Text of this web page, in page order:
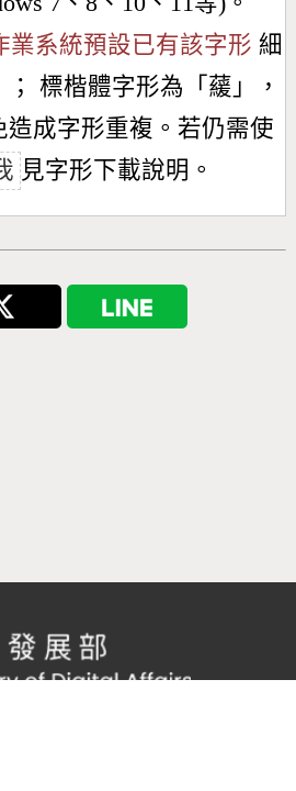
業系統預設已有該字形 細
； 標楷體字形為「 藧 」，
成字形重複。若仍需使
見字形下載說明。